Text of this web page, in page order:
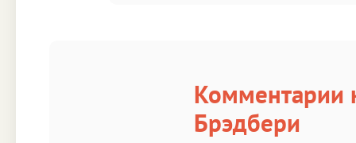
Комментарии
Брэдбери